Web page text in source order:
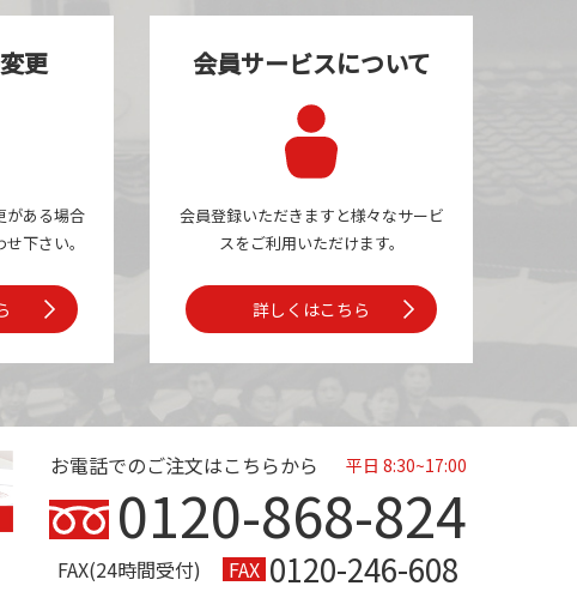
更
がある場合
下さい。
会員サービスについて
会員登録いただきますと様々なサービ
スをご利用いただけます。
詳しくはこちら
お電話でのご注文はこちらから 平日 8:30~17:00
0120-868-824
FAX(24時間受付) FAX 0120-246-608